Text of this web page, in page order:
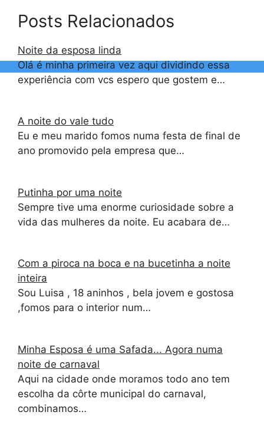
Posts Relacionados
Noite da esposa linda
Olá é minha primeira vez aqui dividindo essa
experiência com vcs espero que gostem e…
A noite do vale tudo
Eu e meu marido fomos numa festa de final de
ano promovido pela empresa que…
Putinha por uma noite
Sempre tive uma enorme curiosidade sobre a
vida das mulheres da noite. Eu acabara de…
Com a piroca na boca e na bucetinha a noite
inteira
Sou Luisa , 18 aninhos , bela jovem e gostosa
,fomos para o interior num…
Minha Esposa é uma Safada... Agora numa
noite de carnaval
Aqui na cidade onde moramos todo ano tem
escolha da côrte municipal do carnaval,
combinamos…